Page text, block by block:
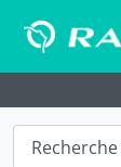
Skip to main